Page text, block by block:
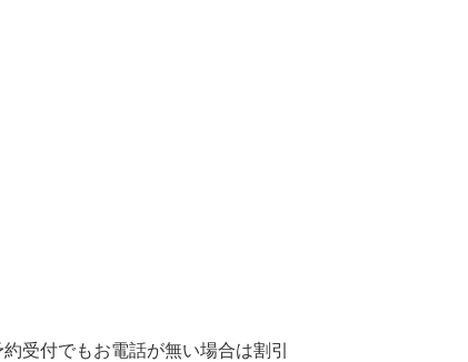
受付でもお電話が無い場合は割引